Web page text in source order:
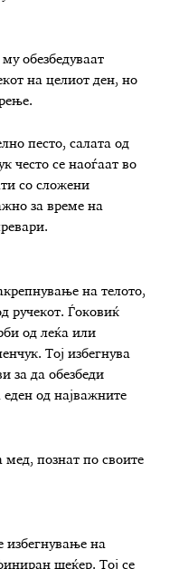
обезбедуваат
на целиот ден, но
песто, салата од
често се наоѓаат во
со сложени
за време на
на телото,
ручекот. Ѓоковиќ
од леќа или
Тој избегнува
за да обезбеди
од најважните
познат по своите
избегнување на
шеќер. Тој се